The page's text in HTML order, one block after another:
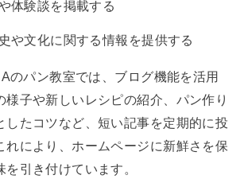
体験談を掲載する
や文化に関する情報を提供する
のパン教室では、ブログ機能を活用
様子や新しいレシピの紹介、パン作り
したコツなど、短い記事を定期的に投
れにより、ホームページに新鮮さを保
引き付けています。